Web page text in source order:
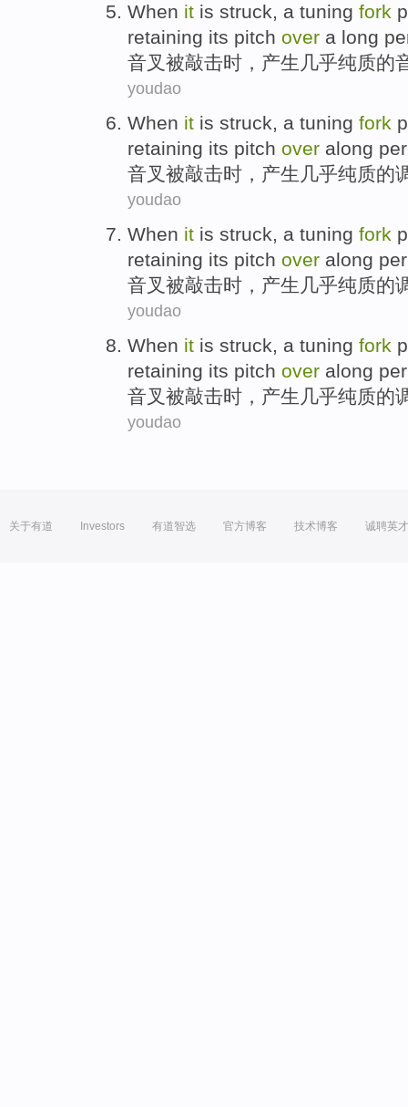
When it is struck, a tuning fork
retaining its pitch over a long
音叉 被敲击时 ， 产生 几乎纯质的
youdao
When it is struck, a tuning fork
retaining its pitch over along
音叉 被敲击时 ， 产生 几乎纯质的
youdao
When it is struck, a tuning fork
retaining its pitch over along
音叉 被敲击时 ， 产生 几乎纯质的
youdao
When it is struck, a tuning fork
retaining its pitch over along
音叉 被敲击时 ， 产生 几乎纯质的
youdao
关于有道 Investors 有道智选 官方博客 技术博客 诚聘英才